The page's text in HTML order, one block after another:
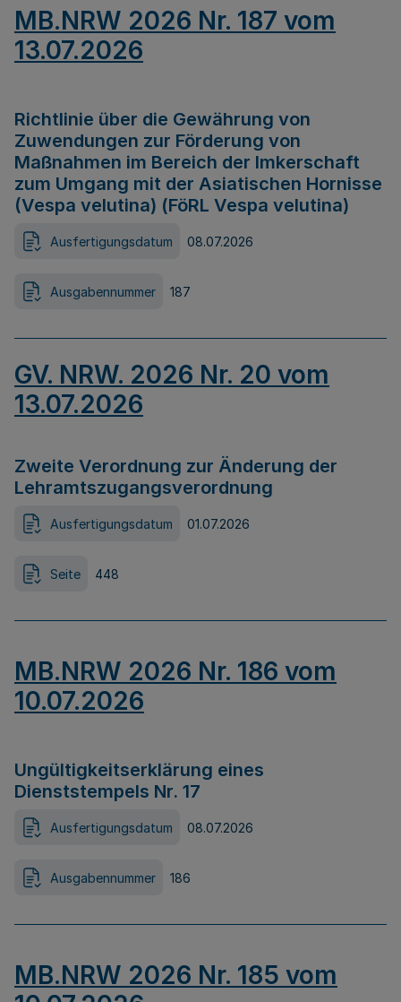
MB.NRW 2026 Nr. 187 vom
13.07.2026
Richtlinie über die Gewährung von
Zuwendungen zur Förderung von
Maßnahmen im Bereich der Imkerschaft
zum Umgang mit der Asiatischen Hornisse
(Vespa velutina) (FöRL Vespa velutina)
Ausfertigungsdatum 08.07.2026
Ausgabennummer 187
GV. NRW. 2026 Nr. 20 vom
13.07.2026
Zweite Verordnung zur Änderung der
Lehramtszugangsverordnung
Ausfertigungsdatum 01.07.2026
Seite 448
MB.NRW 2026 Nr. 186 vom
10.07.2026
Ungültigkeitserklärung eines
Dienststempels Nr. 17
Ausfertigungsdatum 08.07.2026
Ausgabennummer 186
MB.NRW 2026 Nr. 185 vom